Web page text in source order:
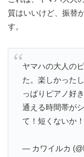
質はいいけど、振替
す。
ヤマハの大人の
た。楽しかった
っぱりピアノ好
通える時間帯が
て！短くないか！
— カワイルカ